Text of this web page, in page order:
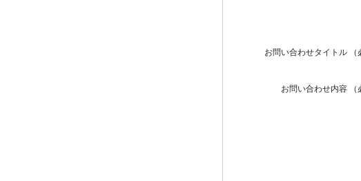
お問い合わせタイトル
お問い合わせ内容